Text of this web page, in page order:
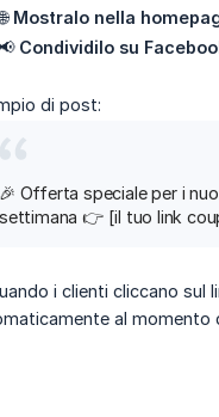
Mostralo nella
Condividilo su
di post:
🎉 Offerta speciale per i
settimana 👉 [il tuo link
i clienti cliccano
al momento